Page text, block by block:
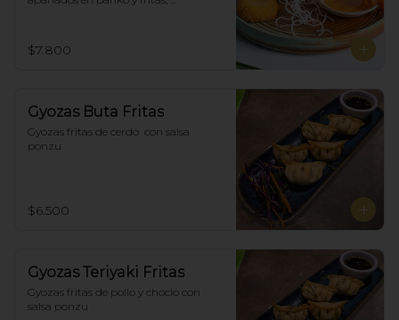
$7.800
Gyozas Buta Fritas
Gyozas fritas de cerdo  con salsa
ponzu
$6.500
Gyozas Teriyaki Fritas
Gyozas fritas de pollo y choclo con
salsa ponzu